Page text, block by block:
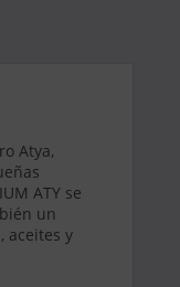
Atya,
ATY se
un
aceites y